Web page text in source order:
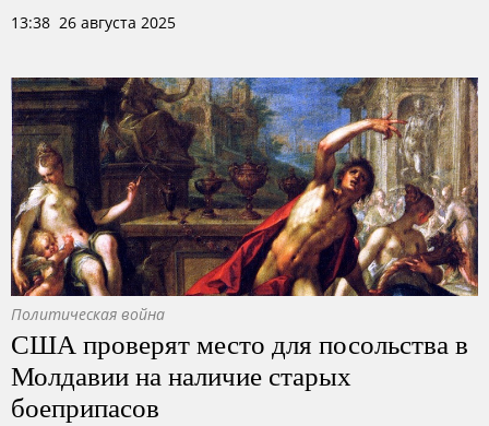
13:38 26 августа 2025
Политическая война
США проверят место для посольства в
Молдавии на наличие старых
боеприпасов